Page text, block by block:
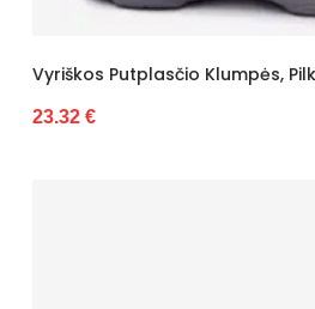
Vyriškos Putplasčio Klumpės,
23.32 €